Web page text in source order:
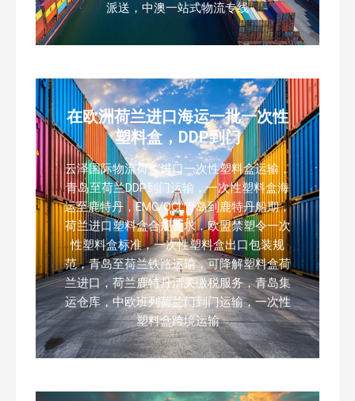
派送，中澳一站式物流专线
在欧洲荷兰进口海运一批一次性
塑料盒，DDP到门
云泽国际物流荷兰进口一次性塑料盒运输，
青岛至荷兰DDP到门运输，一次性塑料盒海
运至鹿特丹，EMC/OCL青岛到鹿特丹船期，
荷兰进口塑料盒合规要求，欧盟禁塑令一次
性塑料盒标准，一次性塑料盒出口包装规
范，青岛至荷兰铁路运输，可降解塑料盒荷
兰进口，荷兰鹿特丹清关缴税服务，青岛集
运仓库，中欧班列荷兰门到门运输，一次性
塑料盒跨境运输